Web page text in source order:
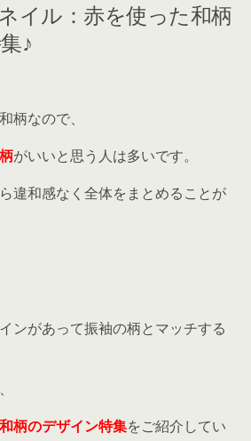
イル：赤を使った和柄
♪
柄なので、
がいいと思う人は多いです。
違和感なく全体をまとめることが
ンがあって振袖の柄とマッチする
和柄のデザイン特集をご紹介してい